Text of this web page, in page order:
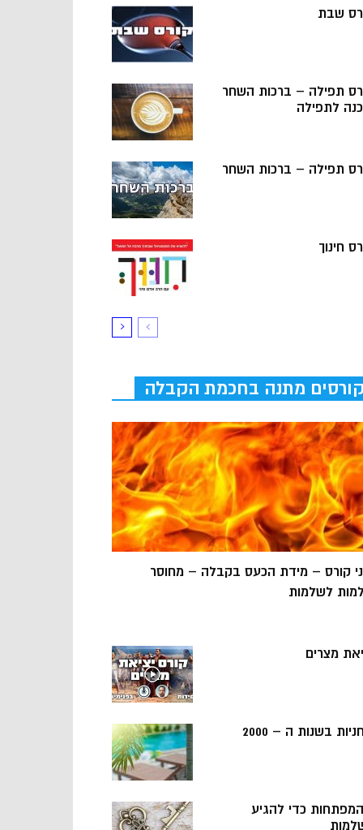
שבת
תפילה – ברכות השחר
לתפילה
תפילה – ברכות השחר
חינוך
קורסים מתנה בחכמת הקבלה
קורס – מידת הכעס בקבלה – מחוסר
לשלמות
מצרים
בשנות ה – 2000
5 המפתחות כדי להגיע